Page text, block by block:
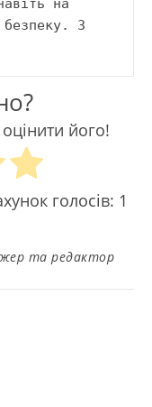
на
З
його!
голосів: 1
та редактор